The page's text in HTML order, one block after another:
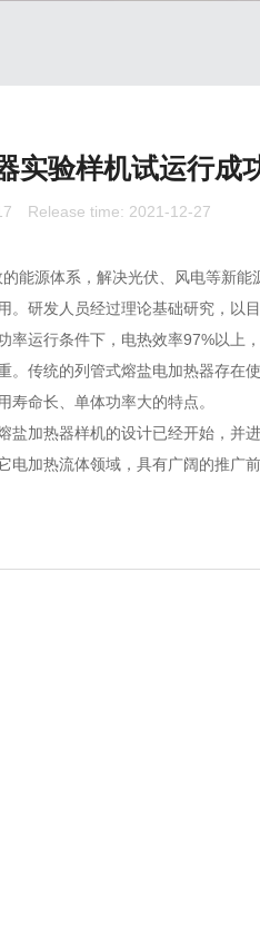
实验样机试运行成
Release time: 2021-12-27
能源体系，解决光伏、风电等新
研发人员经过理论基础研究，以
运行条件下，电热效率97%以上
传统的列管式熔盐电加热器存在
命长、单体功率大的特点。
加热器样机的设计已经开始，并
加热流体领域，具有广阔的推广前